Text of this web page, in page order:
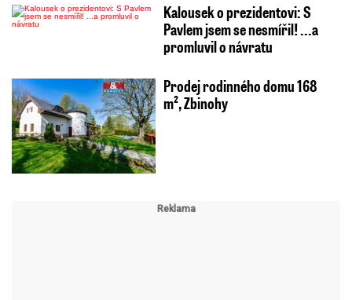
Kalousek o prezidentovi: S
Pavlem jsem se nesmířil! ...a
promluvil o návratu
Prodej rodinného domu 168
m², Zbinohy